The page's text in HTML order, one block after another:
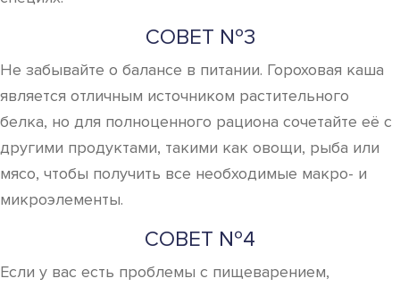
СОВЕТ №3
Не забывайте о балансе в питании. Гороховая каша
является отличным источником растительного
белка, но для полноценного рациона сочетайте её с
другими продуктами, такими как овощи, рыба или
мясо, чтобы получить все необходимые макро- и
микроэлементы.
СОВЕТ №4
Если у вас есть проблемы с пищеварением,